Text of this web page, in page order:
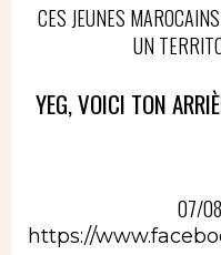
CES JEUNES
UN
YEG, VOICI TON
07/
https://